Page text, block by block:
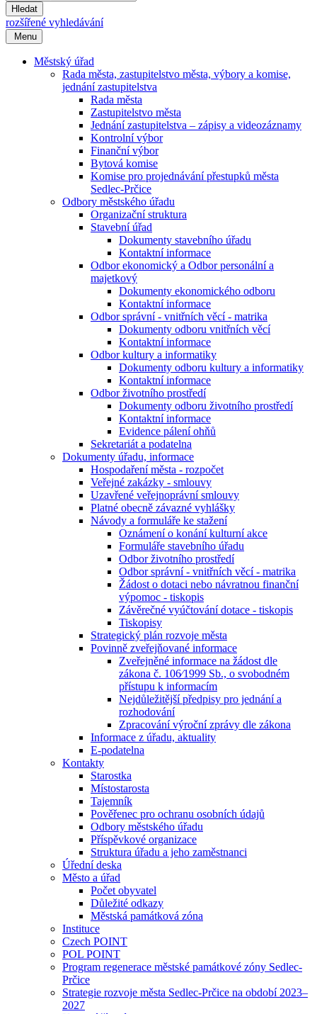
Hledat
rozšířené vyhledávání
Menu
Městský úřad
Rada města, zastupitelstvo města, výbory a komise,
jednání zastupitelstva
Rada města
Zastupitelstvo města
Jednání zastupitelstva – zápisy a videozáznamy
Kontrolní výbor
Finanční výbor
Bytová komise
Komise pro projednávání přestupků města
Sedlec-Prčice
Odbory městského úřadu
Organizační struktura
Stavební úřad
Dokumenty stavebního úřadu
Kontaktní informace
Odbor ekonomický a Odbor personální a
majetkový
Dokumenty ekonomického odboru
Kontaktní informace
Odbor správní - vnitřních věcí - matrika
Dokumenty odboru vnitřních věcí
Kontaktní informace
Odbor kultury a informatiky
Dokumenty odboru kultury a informatiky
Kontaktní informace
Odbor životního prostředí
Dokumenty odboru životního prostředí
Kontaktní informace
Evidence pálení ohňů
Sekretariát a podatelna
Dokumenty úřadu, informace
Hospodaření města - rozpočet
Veřejné zakázky - smlouvy
Uzavřené veřejnoprávní smlouvy
Platné obecně závazné vyhlášky
Návody a formuláře ke stažení
Oznámení o konání kulturní akce
Formuláře stavebního úřadu
Odbor životního prostředí
Odbor správní - vnitřních věcí - matrika
Žádost o dotaci nebo návratnou finanční
výpomoc - tiskopis
Závěrečné vyúčtování dotace - tiskopis
Tiskopisy
Strategický plán rozvoje města
Povinně zveřejňované informace
Zveřejněné informace na žádost dle
zákona č. 106⁄1999 Sb., o svobodném
přístupu k informacím
Nejdůležitější předpisy pro jednání a
rozhodování
Zpracování výroční zprávy dle zákona
Informace z úřadu, aktuality
E-podatelna
Kontakty
Starostka
Místostarosta
Tajemník
Pověřenec pro ochranu osobních údajů
Odbory městského úřadu
Příspěvkové organizace
Struktura úřadu a jeho zaměstnanci
Úřední deska
Město a úřad
Počet obyvatel
Důležité odkazy
Městská památková zóna
Instituce
Czech POINT
POL POINT
Program regenerace městské památkové zóny Sedlec-
Prčice
Strategie rozvoje města Sedlec-Prčice na období 2023–
2027